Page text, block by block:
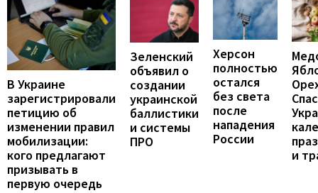
В Украине
зарегистрировали
петицию об
изменении правил
мобилизации:
кого предлагают
призывать в
первую очередь
Зеленский
объявил о
создании
украинской
баллистики
и системы
ПРО
Херсон
полностью
остался
без света
после
нападения
России
и